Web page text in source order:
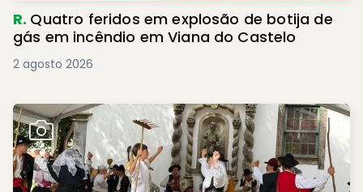
R. Quatro feridos em explosão de botija de
gás em incêndio em Viana do Castelo
2 agosto 2026